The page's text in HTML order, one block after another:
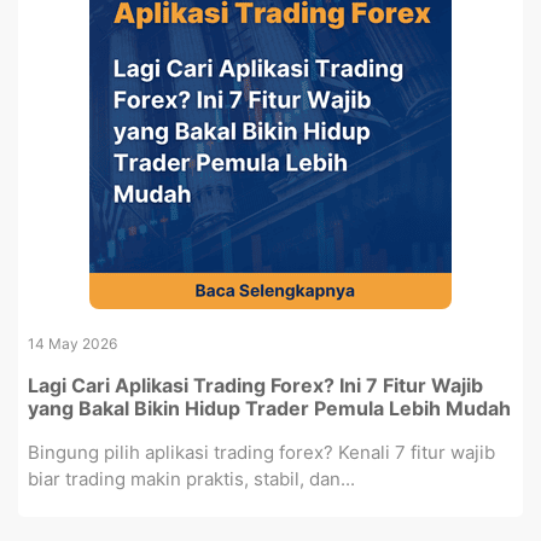
14 May 2026
Lagi Cari Aplikasi Trading Forex? Ini 7 Fitur Wajib
yang Bakal Bikin Hidup Trader Pemula Lebih Mudah
Bingung pilih aplikasi trading forex? Kenali 7 fitur wajib
biar trading makin praktis, stabil, dan...